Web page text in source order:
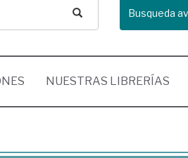
Busqueda
NUESTRAS LIBRERÍAS